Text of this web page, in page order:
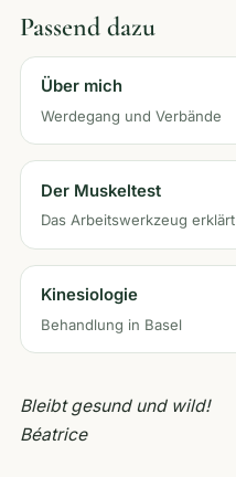
Passend dazu
Über mich
Werdegang und Verbände
Der Muskeltest
Das Arbeitswerkzeug erklärt
Kinesiologie
Behandlung in Basel
Bleibt gesund und wild!
Béatrice